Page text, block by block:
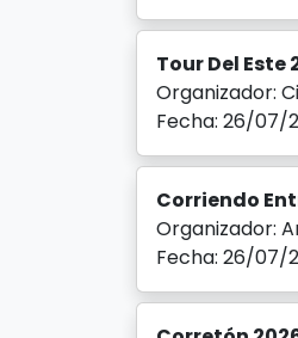
Tour Del Este
Organizador:
Fecha: 26/07/
Corriendo
Organizador:
Fecha: 26/07/